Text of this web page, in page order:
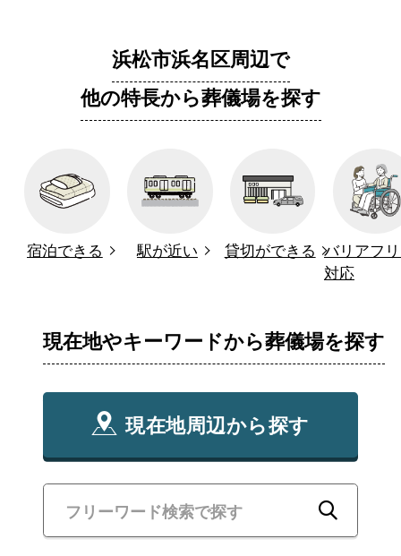
浜松市浜名区周辺で
他の特長から葬儀場を探す
宿泊できる 駅が近い 貸切ができる バリアフ
対応
現在地やキーワードから葬儀場を探す
現在地周辺から探す